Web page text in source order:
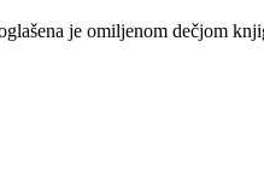
je omiljenom dečjom